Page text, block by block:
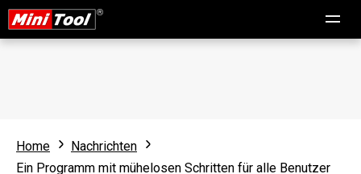
Home
Nachrichten
Ein Programm mit mühelosen Schritten für alle Benutzer